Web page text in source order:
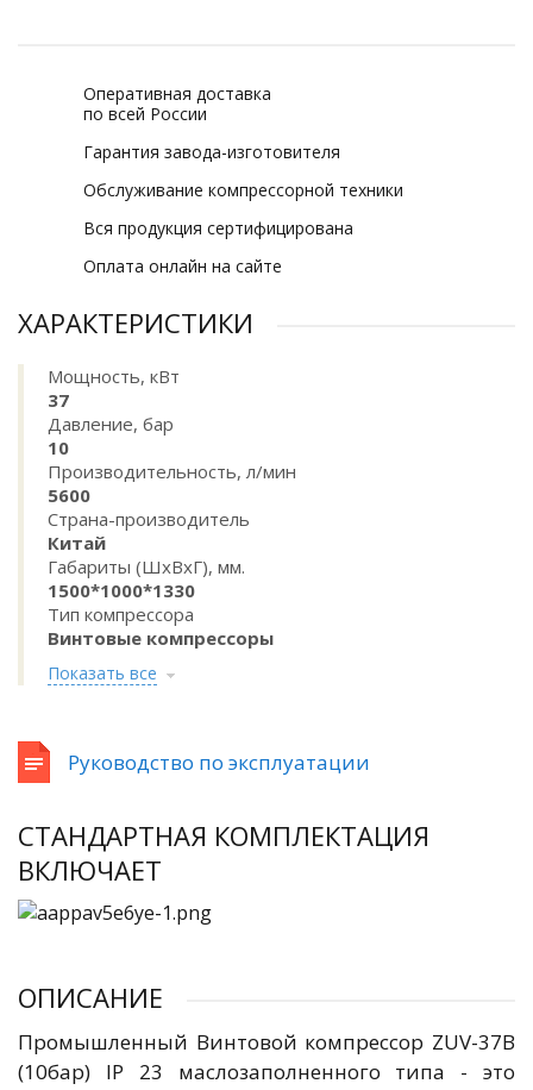
Оперативная доставка
по всей России
Гарантия завода-изготовителя
Обслуживание компрессорной техники
Вся продукция сертифицирована
Оплата онлайн на сайте
ХАРАКТЕРИСТИКИ
Мощность, кВт
37
Давление, бар
10
Производительность, л/мин
5600
Страна-производитель
Китай
Габариты (ШхВхГ), мм.
1500*1000*1330
Тип компрессора
Винтовые компрессоры
Показать все
Руководство по эксплуатации
СТАНДАРТНАЯ КОМПЛЕКТАЦИЯ
ВКЛЮЧАЕТ
ОПИСАНИЕ
Промышленный Винтовой компрессор ZUV-37B
(10бар) IP 23 маслозаполненного типа - это